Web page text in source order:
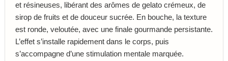
et résineuses, libérant des arômes de gelato crémeux, de
sirop de fruits et de douceur sucrée. En bouche, la texture
est ronde, veloutée, avec une finale gourmande persistante.
L’effet s’installe rapidement dans le corps, puis
s’accompagne d’une stimulation mentale marquée.